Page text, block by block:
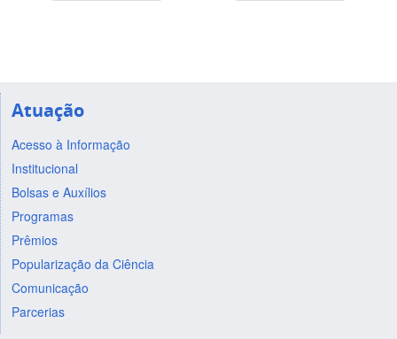
Atuação
Acesso à Informação
Institucional
Bolsas e Auxílios
Programas
Prêmios
Popularização da Ciência
Comunicação
Parcerias